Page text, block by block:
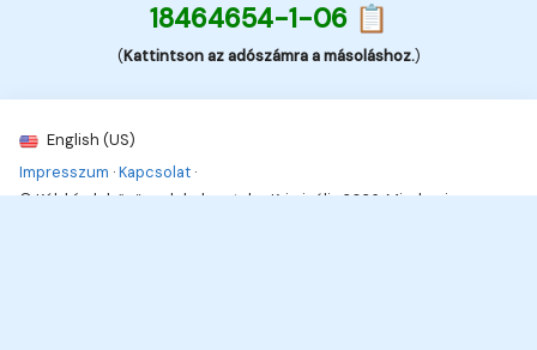
18464654-1-06 📋
(Kattintson az adószámra a másoláshoz.)
English (US)
Impresszum ·Kapcsolat ·
© Kék hírek, bűnügyek, balesetek - Kriminális 2026. Minden jog